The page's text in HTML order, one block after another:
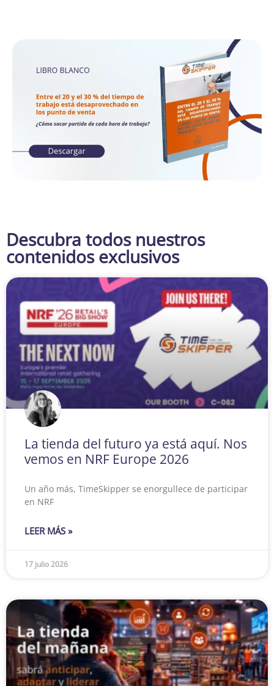
Descubra todos nuestros
contenidos exclusivos
La tienda del futuro ya está aquí. Nos
vemos en NRF Europe 2026
Un año más, TimeSkipper se enorgullece de participar
en NRF
LEER MÁS »
17 julio 2026